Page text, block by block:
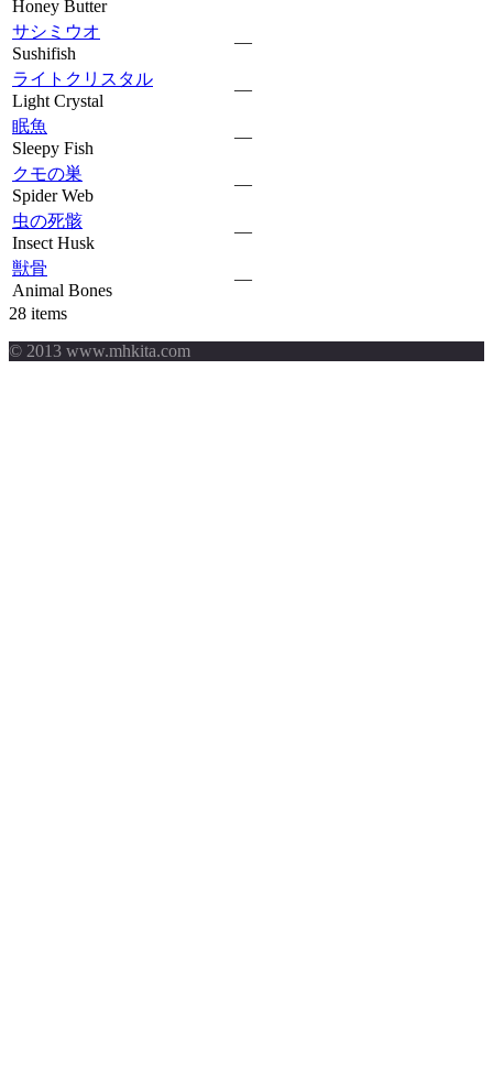
Honey Butter
サシミウオ
Sushifish
—
ライトクリスタル
Light Crystal
—
眠魚
Sleepy Fish
—
クモの巣
Spider Web
—
虫の死骸
Insect Husk
—
獣骨
Animal Bones
—
28 items
© 2013 www.mhkita.com